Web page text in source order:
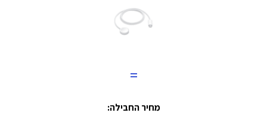
=
מחיר החבילה: